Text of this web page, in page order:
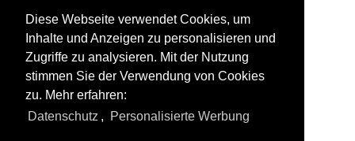
Diese Webseite verwendet Cookies, um
Inhalte und Anzeigen zu personalisieren und
Zugriffe zu analysieren. Mit der Nutzung
stimmen Sie der Verwendung von Cookies
zu. Mehr erfahren:
Datenschutz , Personalisierte Werbung